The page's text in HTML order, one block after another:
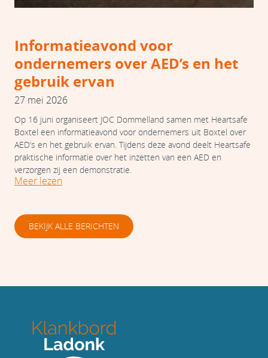
Informatieavond voor
ondernemers over AED’s en het
gebruik ervan
27 mei 2026
Op 16 juni organiseert JOC Dommelland samen met Heartsafe
Boxtel een informatieavond voor ondernemers uit Boxtel over
AED’s en het gebruik ervan. Tijdens deze avond deelt Heartsafe
praktische informatie over het inzetten van een AED en
verzorgen zij een demonstratie.
Meer lezen
BEKIJK ALLE BERICHTEN